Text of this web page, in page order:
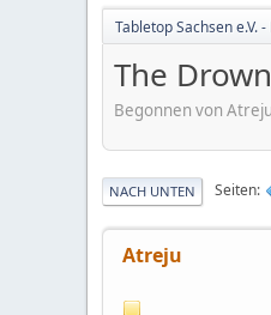
Tabletop Sachsen e.V.
The
Begonnen von
NACH UNTEN Seiten
Atreju